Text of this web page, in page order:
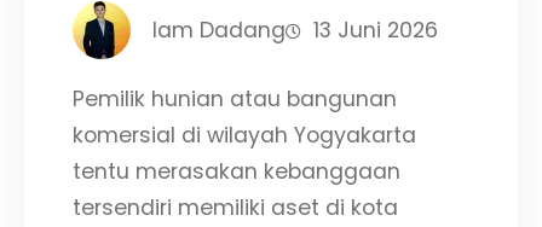
Iam Dadang 13 Juni 2026
Pemilik hunian atau bangunan
komersial di wilayah Yogyakarta
tentu merasakan kebanggaan
tersendiri memiliki aset di kota